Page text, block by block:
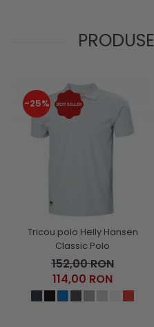
-25%
Tricou polo Helly Hansen
Classic Polo
152,00 RON
114,00 RON